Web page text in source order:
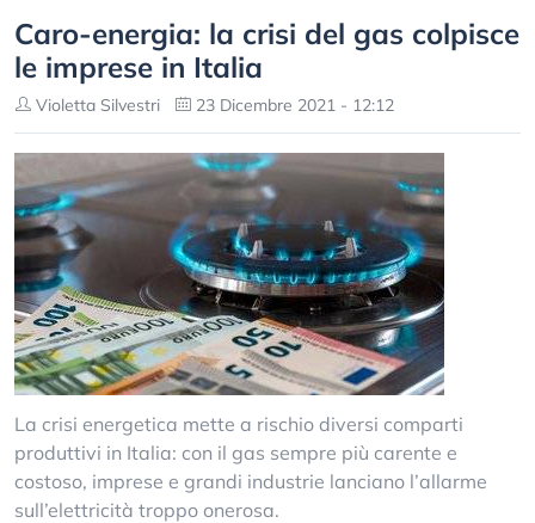
Caro-energia: la crisi del gas colpisce
le imprese in Italia
Violetta Silvestri 23 Dicembre 2021 - 12:12
La crisi energetica mette a rischio diversi comparti
produttivi in Italia: con il gas sempre più carente e
costoso, imprese e grandi industrie lanciano l’allarme
sull’elettricità troppo onerosa.